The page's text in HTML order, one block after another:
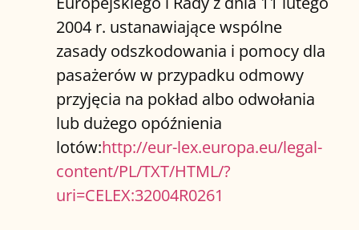
2004 r. ustanawiające wspólne
zasady odszkodowania i pomocy dla
pasażerów w przypadku odmowy
przyjęcia na pokład albo odwołania
lub dużego opóźnienia
lotów:http://eur-lex.europa.eu/legal-
content/PL/TXT/HTML/?
uri=CELEX:32004R0261